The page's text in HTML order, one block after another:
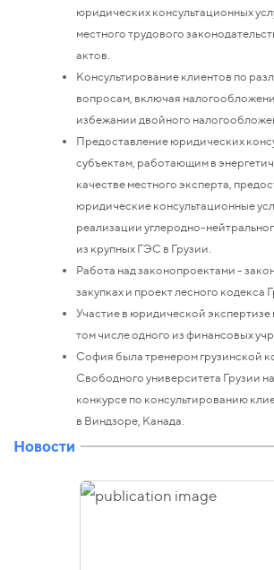
юридических консультационных
местного трудового
актов.
Консультирование клиентов по
вопросам, включая
избежании двойного
Предоставление юридических
субъектам, работающим в
качестве местного эксперта,
юридические консультационные
реализации углеродно-
из крупных ГЭС в Грузии.
Работа над законопроектами -
закупках и проект лесного кодекса
Участие в юридической
том числе одного из финансовых
София была тренером грузинской
Свободного университета Грузии
конкурсе по консультированию
в Виндзоре, Канада.
Новости